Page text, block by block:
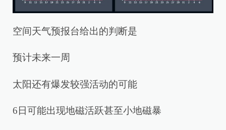
空间天气预报台给出的判断是
预计未来一周
太阳还有爆发较强活动的可能
6日可能出现地磁活跃甚至小地磁暴